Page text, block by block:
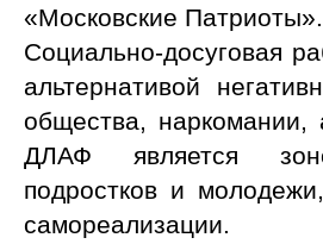
«Московские Патриоты».
Социально-досуговая
альтернативой
общества, наркомании,
ДЛАФ является
подростков и
самореализации.